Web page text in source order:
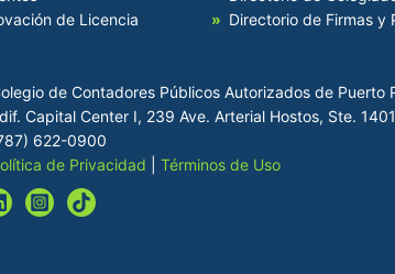
de Licencia
Directorio de Firmas y
de Contadores Públicos Autorizados de Puerto
Capital Center I, 239 Ave. Arterial Hostos, Ste.
622-0900
de Privacidad
Términos de Uso